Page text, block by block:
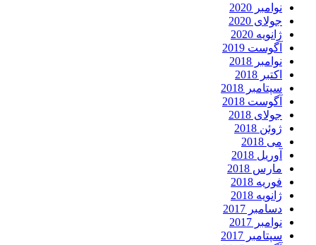
نوامبر 2020
جولای 2020
ژانویه 2020
آگوست 2019
نوامبر 2018
اکتبر 2018
سپتامبر 2018
آگوست 2018
جولای 2018
ژوئن 2018
می 2018
آوریل 2018
مارس 2018
فوریه 2018
ژانویه 2018
دسامبر 2017
نوامبر 2017
سپتامبر 2017